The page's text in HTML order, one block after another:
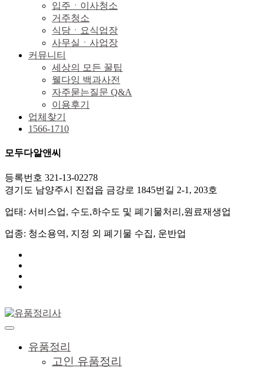
입주ㆍ이사청소
거주청소
식당ㆍ요식업장
사무실ㆍ사업장
커뮤니티
세상의 모든 꿀팁
웰다잉 백과사전
자주묻는질문 Q&A
이용후기
업체찾기
1566-1710
모두다알앤씨
등록번호 321-13-02278
경기도 남양주시 진접읍 금강로 1845번길 2-1, 203호
업태: 서비스업, 수도,하수도 및 폐기물처리,원료재생업
업종: 청소용역, 지정 외 폐기물 수집, 운반업
유품정리
고인 유품정리